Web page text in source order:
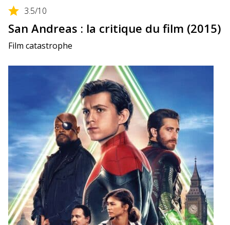
3.5/10
San Andreas : la critique du film (2015)
Film catastrophe